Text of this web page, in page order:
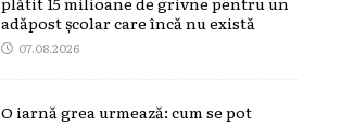
adăpost școlar care încă nu există
07.08.2026
O iarnă grea urmează: cum se pot